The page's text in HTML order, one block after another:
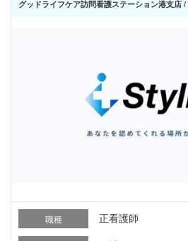
グッドライフケア訪問看護ステーション港支店
職種 正看護師